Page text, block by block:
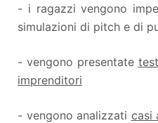
- i ragazzi vengono
simulazioni di pitch e di
- vengono presentate
imprenditori
- vengono analizzati casi